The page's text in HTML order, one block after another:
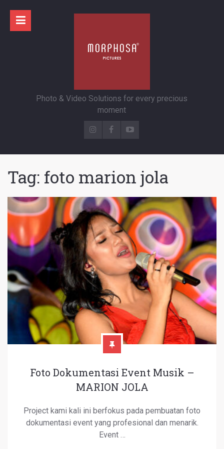
Photo & Video Solutions for every precious
moment
Tag: foto marion jola
Foto Dokumentasi Event Musik –
MARION JOLA
Project kami kali ini berfokus pada pembuatan foto
dokumentasi event yang profesional dan menarik.
Event …